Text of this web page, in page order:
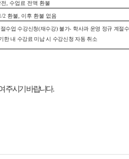
전, 수업료 전액 환불
2 환불, 이후 환불 없음
수업 수강신청(재수강) 불가- 학사과 운영 정규 계절
한 내 수강료 미납 시 수강신청 자동 취소
주시기 바랍니다.